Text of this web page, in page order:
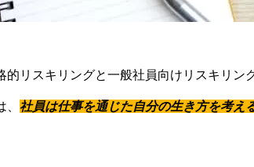
的リスキリングと一般社員向けリスキリ
社員は仕事を通じた自分の生き方を考え